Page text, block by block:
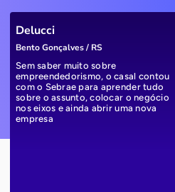
Delucci
Bento Gonçalves / RS
Sem saber muito sobre
empreendedorismo, o casal contou
com o Sebrae para aprender tudo
sobre o assunto, colocar o negócio
nos eixos e ainda abrir uma nova
empresa